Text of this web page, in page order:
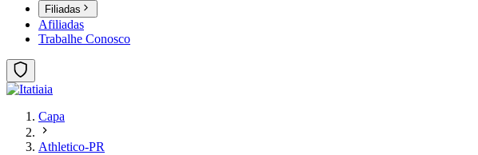
Filiadas
Afiliadas
Trabalhe Conosco
Capa
Athletico-PR